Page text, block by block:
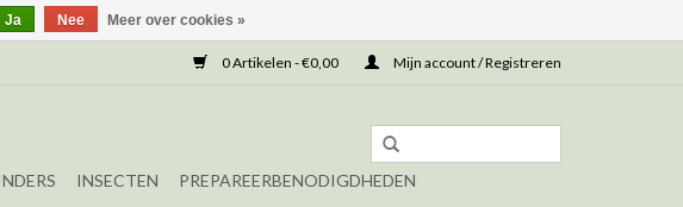
0 Artikelen - €0,00 Mijn account / Registreren
INSECTEN
PREPAREERBENODIGDHEDEN
Ja Nee Meer over cookies »